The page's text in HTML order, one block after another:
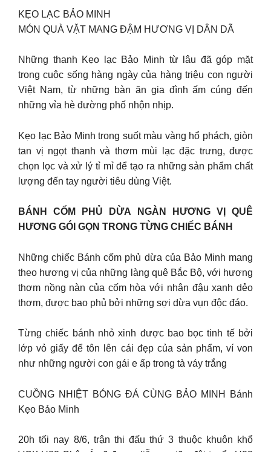
KẸO LẠC BẢO MINH
MÓN QUÀ VẶT MANG ĐẬM HƯƠNG VỊ DÂN DÃ
Những thanh Kẹo lạc Bảo Minh từ lâu đã góp mặt
trong cuộc sống hàng ngày của hàng triệu con người
Việt Nam, từ những bàn ăn gia đình ấm cúng đến
những vỉa hè đường phố nhộn nhịp.
Kẹo lạc Bảo Minh trong suốt màu vàng hổ phách, giòn
tan vị ngọt thanh và thơm mùi lạc đặc trưng, được
chọn lọc và xử lý tỉ mỉ để tạo ra những sản phẩm chất
lượng đến tay người tiêu dùng Việt.
BÁNH CỐM PHỦ DỪA NGÀN HƯƠNG VỊ QUÊ
HƯƠNG GÓI GỌN TRONG TỪNG CHIẾC BÁNH
Những chiếc Bánh cốm phủ dừa của Bảo Minh mang
theo hương vị của những làng quê Bắc Bộ, với hương
thơm nồng nàn của cốm hòa với nhân đậu xanh dẻo
thơm, được bao phủ bởi những sợi dừa vụn độc đáo.
Từng chiếc bánh nhỏ xinh được bao bọc tinh tế bởi
lớp vỏ giấy để tôn lên cái đẹp của sản phẩm, ví von
như những người con gái e ấp trong tà váy trắng
CUỒNG NHIỆT BÓNG ĐÁ CÙNG BẢO MINH Bánh
Kẹo Bảo Minh
20h tối nay 8/6, trận thi đấu thứ 3 thuộc khuôn khổ